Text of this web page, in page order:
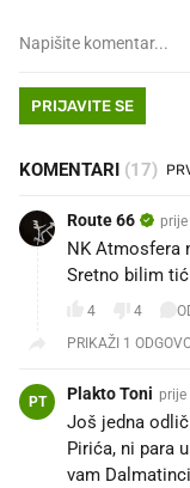
PRIJAVITE SE
KOMENTARI (17)
Route 66
NK Atmosfera
Sretno bilim
4 4
PRIKAŽI 1
PT Plakto Toni prije
Još jedna
Pirića, ni para
vam